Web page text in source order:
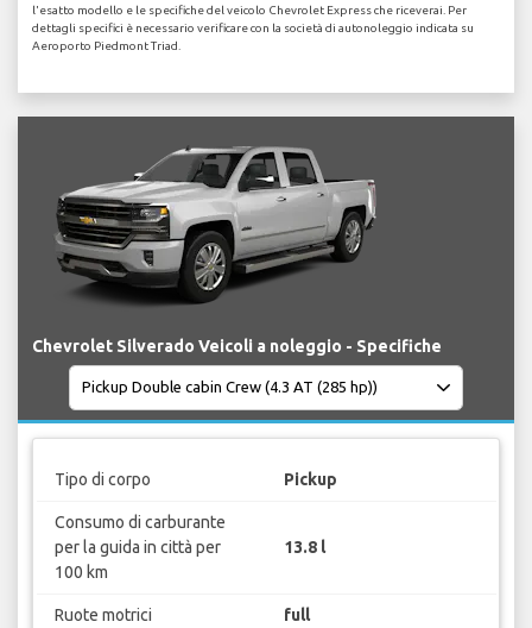
l'esatto modello e le specifiche del veicolo Chevrolet Express che riceverai. Per
dettagli specifici è necessario verificare con la società di autonoleggio indicata su
Aeroporto Piedmont Triad.
Chevrolet Silverado Veicoli a noleggio - Specifiche
Tipo di corpo Pickup
Consumo di carburante
per la guida in città per
100 km
13.8 l
Ruote motrici full